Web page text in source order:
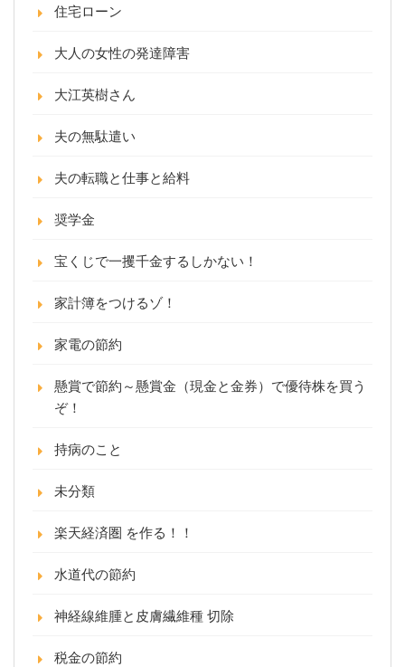
住宅ローン
大人の女性の発達障害
大江英樹さん
夫の無駄遣い
夫の転職と仕事と給料
奨学金
宝くじで一攫千金するしかない！
家計簿をつけるゾ！
家電の節約
懸賞で節約～懸賞金（現金と金券）で優待株を買う
ぞ！
持病のこと
未分類
楽天経済圏 を作る！！
水道代の節約
神経線維腫と皮膚繊維種 切除
税金の節約